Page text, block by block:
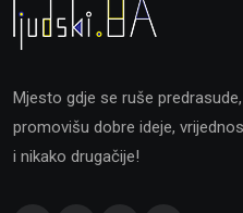
Mjesto gdje se ruše
promovišu dobre ideje,
i nikako drugačije!